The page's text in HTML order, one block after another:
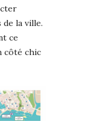
de la ville.
ce
côté chic